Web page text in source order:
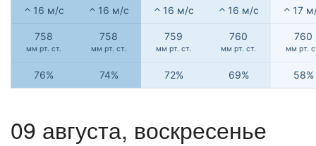
16 м/с 16 м/с 16 м/с 16 м/с 17
758
мм рт. ст.
758
мм рт. ст.
759
мм рт. ст.
760
мм рт. ст.
760
мм рт.
76% 74% 72% 69% 58%
09 августа, воскресенье